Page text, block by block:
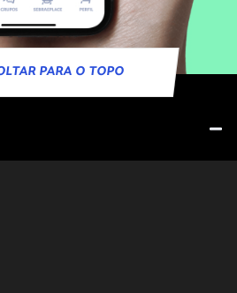
PARA O TOPO